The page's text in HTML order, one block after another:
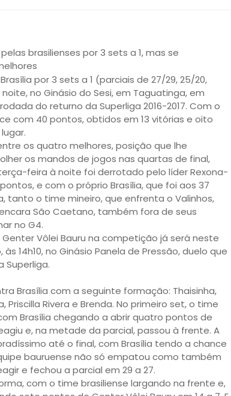
brasilienses por 3 sets a 1, mas se
por 3 sets a 1 (parciais de 27/29, 25/20,
no Ginásio do Sesi, em Taguatinga, em
do returno da Superliga 2016-2017. Com o
com 40 pontos, obtidos em 13 vitórias e oito
os quatro melhores, posição que lhe
os mandos de jogos nas quartas de final,
feira à noite foi derrotado pelo líder Rexona-
e com o próprio Brasília, que foi aos 37
tanto o time mineiro, que enfrenta o Valinhos,
São Caetano, também fora de seus
no G4.
Vôlei Bauru na competição já será neste
14h10, no Ginásio Panela de Pressão, duelo que
Superliga.
Brasília com a seguinte formação: Thaisinha,
Priscilla Rivera e Brenda. No primeiro set, o time
Brasília chegando a abrir quatro pontos de
e, na metade da parcial, passou à frente. A
até o final, com Brasília tendo a chance
bauruense não só empatou como também
e fechou a parcial em 29 a 27.
com o time brasiliense largando na frente e,